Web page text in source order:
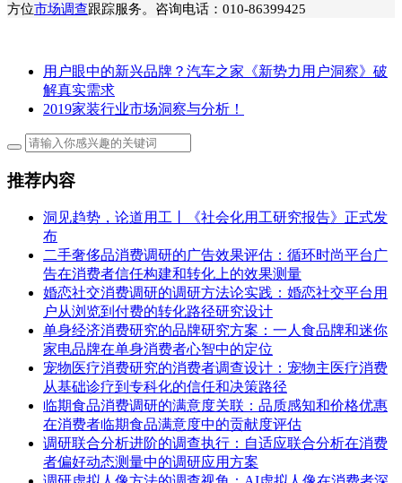
方位市场调查跟踪服务。咨询电话：010-86399425
用户眼中的新兴品牌？汽车之家《新势力用户洞察》破
解真实需求
2019家装行业市场洞察与分析！
推荐内容
洞见趋势，论道用工丨《社会化用工研究报告》正式发
布
二手奢侈品消费调研的广告效果评估：循环时尚平台广
告在消费者信任构建和转化上的效果测量
婚恋社交消费调研的调研方法论实践：婚恋社交平台用
户从浏览到付费的转化路径研究设计
单身经济消费研究的品牌研究方案：一人食品牌和迷你
家电品牌在单身消费者心智中的定位
宠物医疗消费研究的消费者调查设计：宠物主医疗消费
从基础诊疗到专科化的信任和决策路径
临期食品消费调研的满意度关联：品质感知和价格优惠
在消费者临期食品满意度中的贡献度评估
调研联合分析进阶的调查执行：自适应联合分析在消费
者偏好动态测量中的调研应用方案